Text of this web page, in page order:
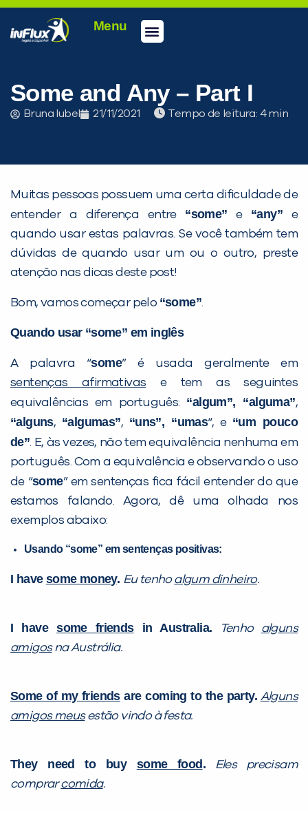
Menu
Some and Any – Part I
Bruna Iubel 21/11/2021 Tempo de leitura:
Muitas pessoas possuem uma certa dificuldade de
entender a diferença entre “some” e “any” e
quando usar estas palavras. Se você também tem
dúvidas de quando usar um ou o outro, preste
atenção nas dicas deste post!
Bom, vamos começar pelo “some”.
Quando usar “some” em inglês
A palavra “some” é usada geralmente em
sentenças afirmativas e tem as seguintes
equivalências em português: “algum”, “alguma”,
“alguns, “algumas”, “uns”, “umas“, e “um pouco
de”. E, às vezes, não tem equivalência nenhuma em
português. Com a equivalência e observando o uso
de “some” em sentenças fica fácil entender do que
estamos falando. Agora, dê uma olhada nos
exemplos abaixo:
Usando “some” em sentenças positivas:
I have some money. Eu tenhoalgum dinheiro.
I havesome friendsin Australia. Tenho alguns
amigosna Austrália.
Some of my friendsare coming to the party. Alguns
amigos meusestão vindo à festa.
They need to buy some food .
Eles precisam
comprarcomida.
PEÇA UMA DEMONSTRAÇÃO DE MÉTODO
você digitou.
Preencha com seus dados abaixo e
com a